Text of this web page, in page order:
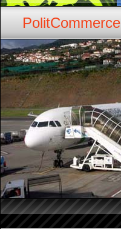
PolitCommerce